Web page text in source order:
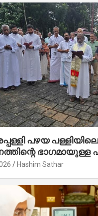
പഴയ
ഭാഗമായുള്ള
കർമ്മം ആർച്ച് പ്രീസ്റ്റ്
Hashim Sathar